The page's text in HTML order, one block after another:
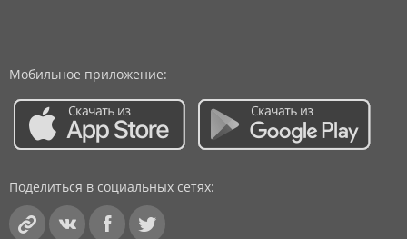
Мобильное приложение:
Поделиться в социальных сетях: